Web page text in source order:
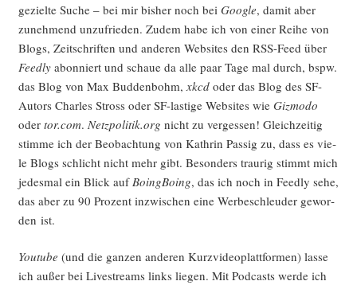
geziel­te Suche – bei mir bis­her noch bei Goog­le, damit aber
zuneh­mend unzu­frie­den. Zudem habe ich von einer Rei­he von
Blogs, Zeit­schrif­ten und ande­ren Web­sites den RSS-Feed über
Feed­lyabon­niert und schaue da alle paar Tage mal durch, bspw.
das Blog von Max Bud­den­bohm, xkcd oder das Blog des SF-
Autors Charles Stross oder SF-las­ti­ge Web­sites wie Giz­mo­do
oder tor.com. Netzpolitik.org nicht zu ver­ges­sen! Gleich­zei­tig
stim­me ich der Beob­ach­tung von Kath­rin Pas­sig zu, dass es vie­
le Blogs schlicht nicht mehr gibt. Beson­ders trau­rig stimmt mich
jedes­mal ein Blick auf Boing­Bo­ing, das ich noch in Feed­ly sehe,
das aber zu 90 Pro­zent inzwi­schen eine Wer­be­schleu­der gewor­
den ist.
You­tube (und die gan­zen ande­ren Kurz­vi­deo­platt­for­men) las­se
ich außer bei Live­streams links lie­gen. Mit Pod­casts wer­de ich